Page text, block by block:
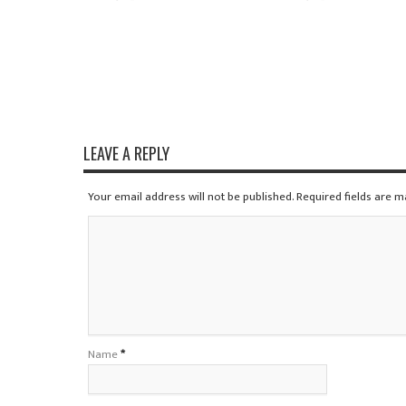
LEAVE A REPLY
Your email address will not be published. Required fields are
Name*